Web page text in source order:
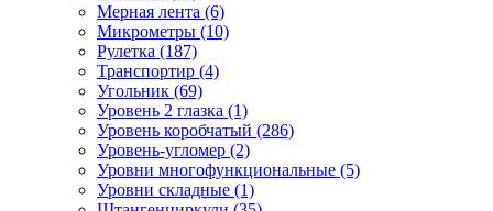
Мерная лента (6)
Микрометры (10)
Рулетка (187)
Транспортир (4)
Угольник (69)
Уровень 2 глазка (1)
Уровень коробчатый (286)
Уровень-угломер (2)
Уровни многофункциональные (5)
Уровни складные (1)